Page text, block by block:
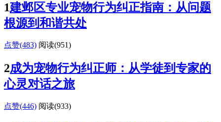
1建邺区专业宠物行为纠正指南：从问题
根源到和谐共处
点赞(483) 阅读(951)
2成为宠物行为纠正师：从学徒到专家的
心灵对话之旅
点赞(446) 阅读(933)